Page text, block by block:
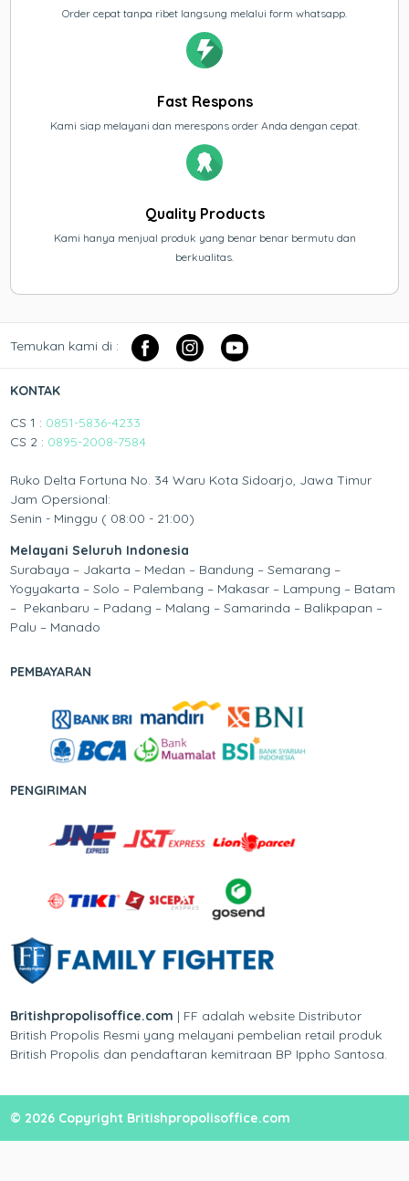
Order cepat tanpa ribet langsung melalui form whatsapp.
Fast Respons
Kami siap melayani dan merespons order Anda dengan cepat.
Quality Products
Kami hanya menjual produk yang benar benar bermutu dan
berkualitas.
Temukan kami di :
KONTAK
CS 1 : 0851-5836-4233
CS 2 : 0895-2008-7584
Ruko Delta Fortuna No. 34 Waru Kota Sidoarjo, Jawa Timur
Jam Opersional:
Senin - Minggu ( 08:00 - 21:00)
Melayani Seluruh Indonesia
Surabaya – Jakarta – Medan – Bandung – Semarang –
Yogyakarta – Solo – Palembang – Makasar – Lampung – Batam
– Pekanbaru – Padang – Malang – Samarinda – Balikpapan –
Palu – Manado
PEMBAYARAN
PENGIRIMAN
Britishpropolisoffice.com | FF adalah website Distributor
British Propolis Resmi yang melayani pembelian retail produk
British Propolis dan pendaftaran kemitraan BP Ippho Santosa.
© 2026 Copyright Britishpropolisoffice.com